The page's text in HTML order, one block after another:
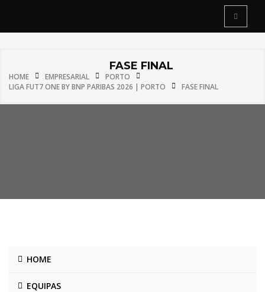
FASE FINAL
HOME EMPRESARIAL
PORTO
LIGA FUT7 ONE BY BNP PARIBAS 2026 | PORTO
FASE FINAL
HOME
EQUIPAS